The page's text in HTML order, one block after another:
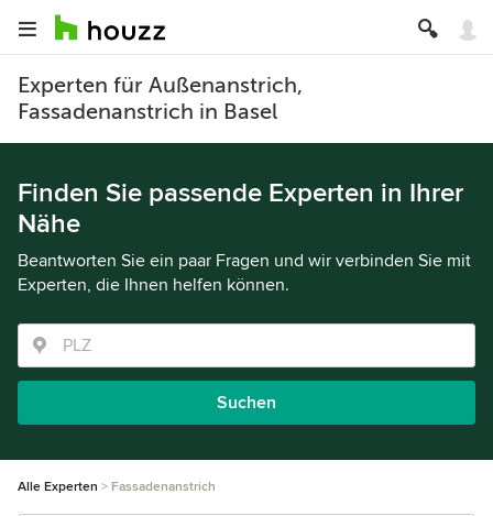
Experten für Außenanstrich,
Fassadenanstrich in Basel
Finden Sie passende Experten in Ihrer
Nähe
Beantworten Sie ein paar Fragen und wir verbinden Sie mit
Experten, die Ihnen helfen können.
Suchen
Alle Experten Fassadenanstrich